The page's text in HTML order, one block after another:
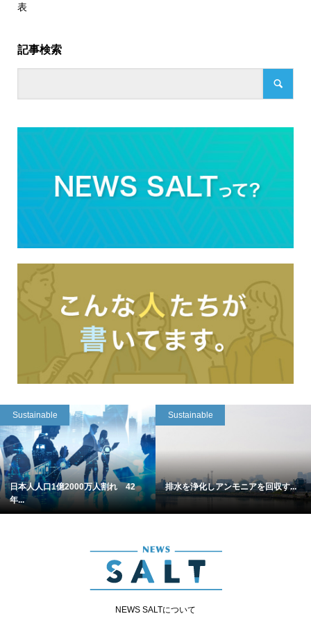
表
記事検索
Sustainable
日本人人口1億2000万人割れ 42
年...
Sustainable
排水を浄化しアンモニアを回収す...
NEWS SALTについて